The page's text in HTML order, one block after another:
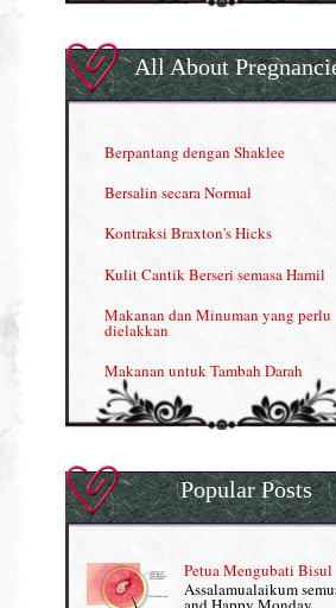
Gla Complex (II)
Herbal Blend the Magic Cream
Nutrisi untuk Ikhtiar Hamil
OMEGA GUARD
Omega Guard: EPA & DHA for kids
OSTEMATRIX
Pantang Larang dalam Pengambilan
Vitamin
Penjagaan Rambut: Prosante Hair
Persediaan Haji & Umrah
All About
Berpantang dengan Shaklee
Bersalin secara Normal
Kontraksi Braxton's Hicks
Kulit Cantik Berseri semasa Hamil
Makanan dan Minuman yang perlu
dielakkan
Makanan untuk Tambah Darah
Masalah HB rendah?
Normal VS Czer
Pemakanan Semasa Hamil
Penyusuan Bayi
Popular Posts
Petua Mengubati Bisul
Assalamualaikum